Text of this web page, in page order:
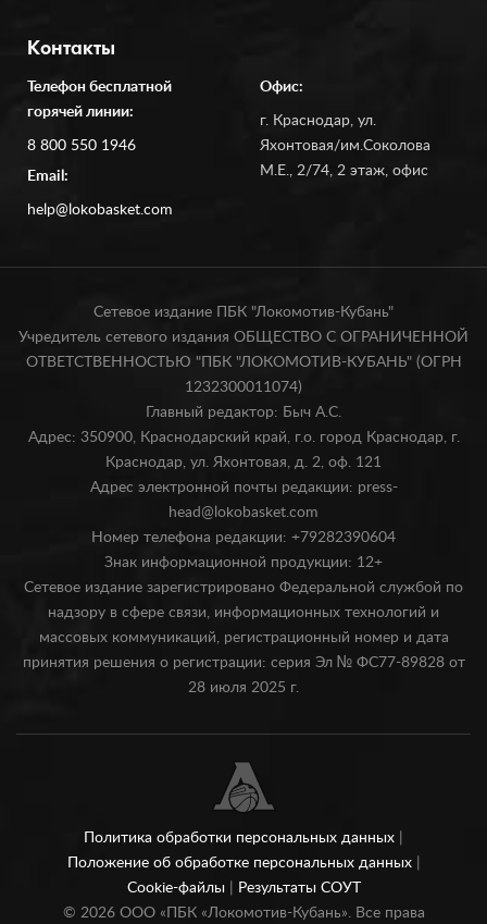
Контакты
Телефон бесплатной
горячей линии:
8 800 550 1946
Email:
help@lokobasket.com
Офис:
г. Краснодар, ул.
Яхонтовая/им.Соколова
М.Е., 2/74, 2 этаж, офис
Сетевое издание ПБК "Локомотив-Кубань"
Учредитель сетевого издания ОБЩЕСТВО С ОГРАНИЧЕННОЙ
ОТВЕТСТВЕННОСТЬЮ "ПБК "ЛОКОМОТИВ-КУБАНЬ" (ОГРН
1232300011074)
Главный редактор: Быч А.С.
Адрес: 350900, Краснодарский край, г.о. город Краснодар, г.
Краснодар, ул. Яхонтовая, д. 2, оф. 121
Адрес электронной почты редакции: press-
head@lokobasket.com
Номер телефона редакции: +79282390604
Знак информационной продукции: 12+
Сетевое издание зарегистрировано Федеральной службой по
надзору в сфере связи, информационных технологий и
массовых коммуникаций, регистрационный номер и дата
принятия решения о регистрации: серия Эл № ФС77-89828 от
28 июля 2025 г.
Политика обработки персональных данных
Положение об обработке персональных данных
Cookie-файлы
Результаты СОУТ
© 2026ООО «ПБК «Локомотив-Кубань». Все права